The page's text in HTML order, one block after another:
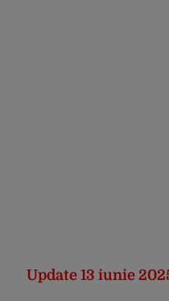
Update 13 iunie